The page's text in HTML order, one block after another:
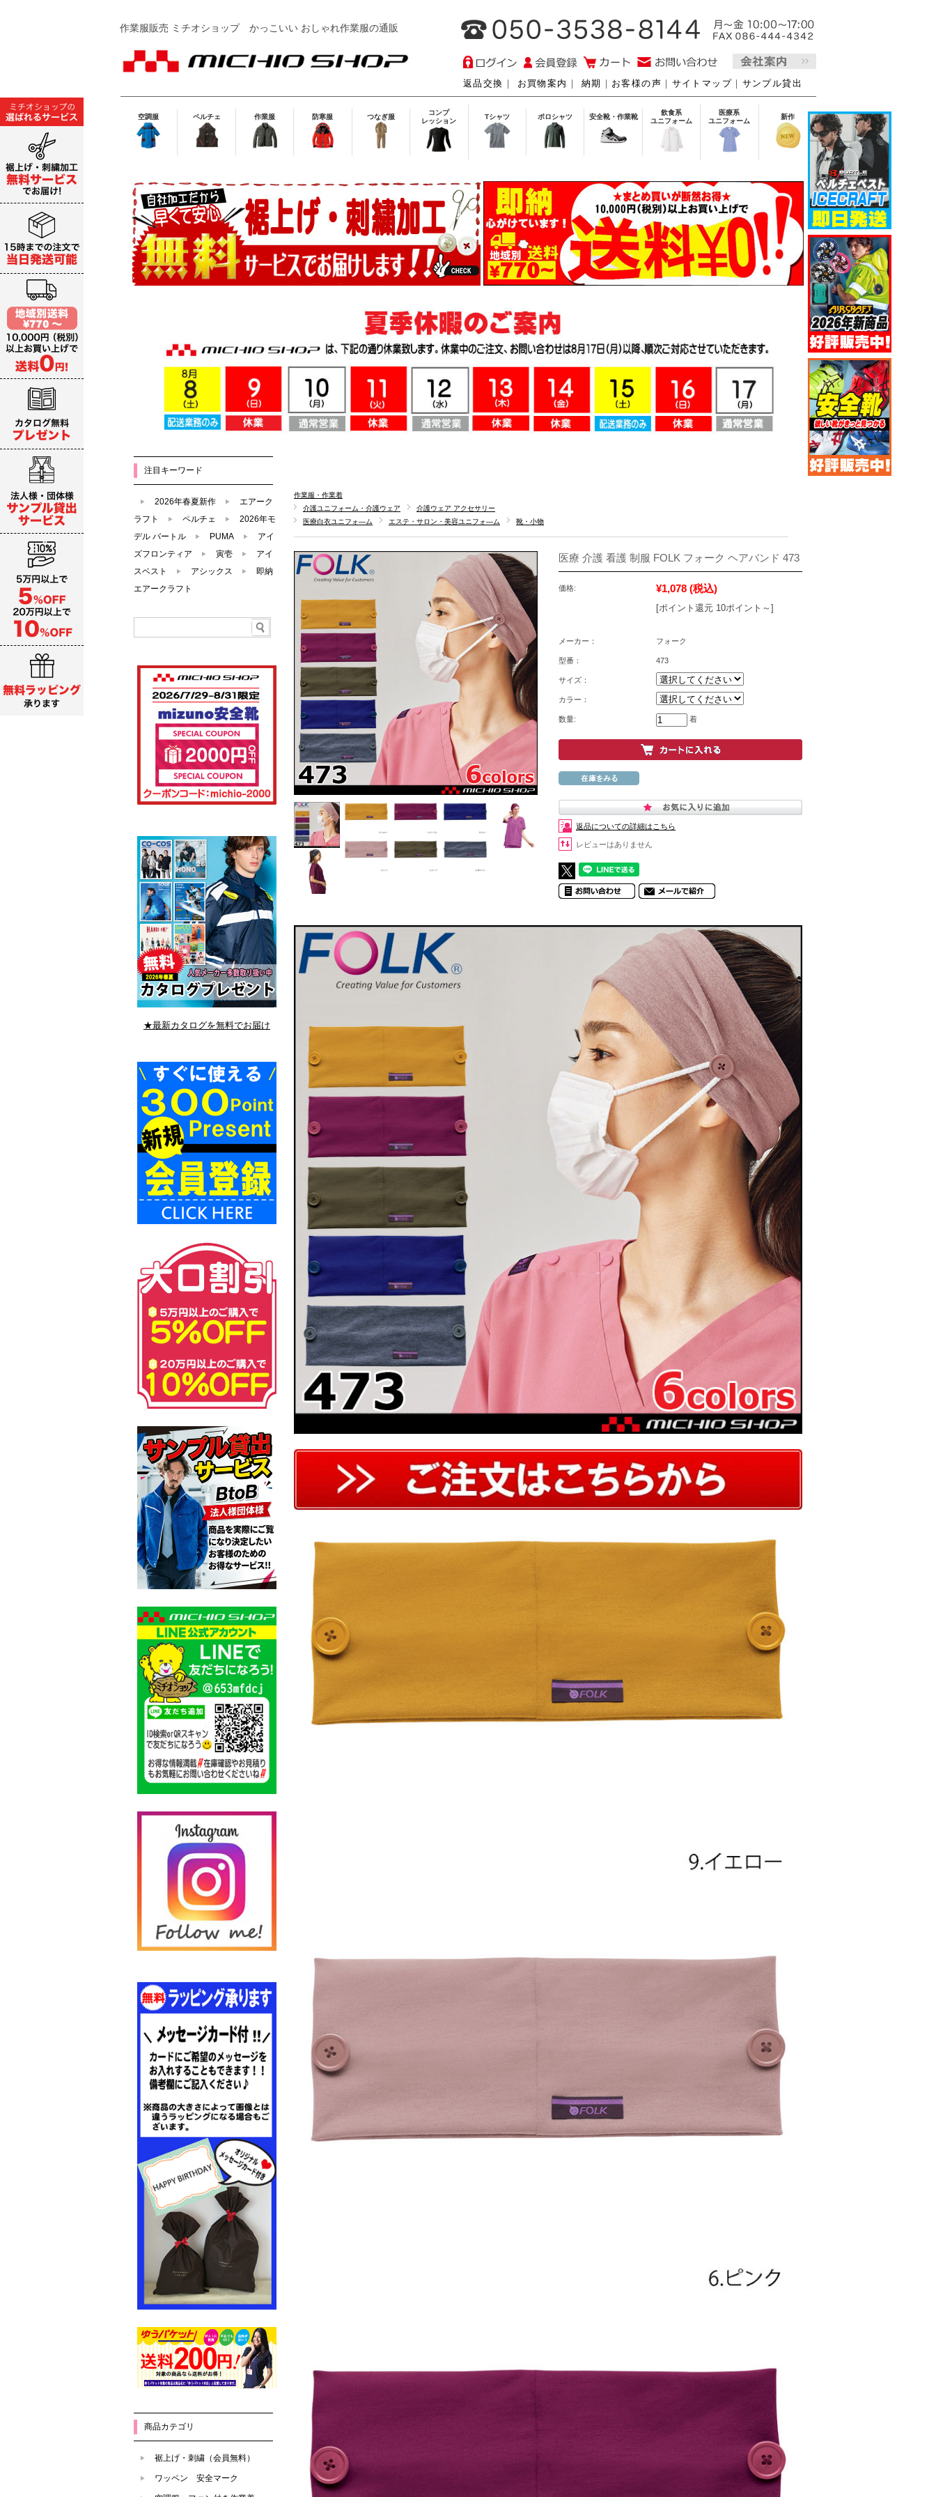
作業服販売 ミチオショップかっこいい おしゃれ作業服の通販
返品交換 ｜ お買物案内 ｜ 納期 ｜ お客様の声 ｜ サイトマップ ｜ サンプル貸出
空調服 ペルチェ 作業服 防寒服 つなぎ服
コンプ
レッション
Tシャツ ポロシャツ 安全靴・作業靴
飲食系
ユニフォーム
医療系
ユニフォーム
新作
作業服・作業着
介護ユニフォーム・介護ウェア
介護ウェア アクセサリー
医療白衣ユニフォ―ム
エステ・サロン・美容ユニフォ―ム 靴・小物
医療 介護 看護 制服 FOLK フォーク ヘアバンド 473
価格: ¥1,078 (税込)
[ポイント還元 10ポイント～]
メーカー： フォーク
型番： 473
サイズ：
カラー：
数量: 着
返品についての詳細はこちら
レビューはありません
注目キーワード
2026年春夏新作
エアーク
ラフト
ペルチェ
2026年モ
デル バートル
PUMA
アイ
ズフロンティア
寅壱
アイ
スベスト
アシックス
即納
エアークラフト
★最新カタログを無料でお届け
商品カテゴリ
裾上げ・刺繍（会員無料）
ワッペン 安全マーク